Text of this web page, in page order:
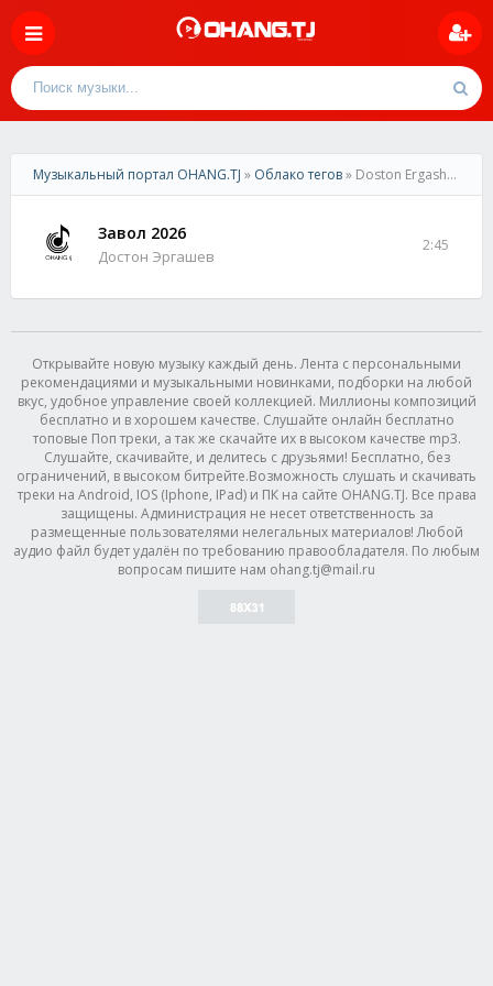
Музыкальный портал OHANG.TJ » Облако тегов» Doston Ergashov
Завол 2026
Достон Эргашев
2:45
Открывайте новую музыку каждый день. Лента с персональными
рекомендациями и музыкальными новинками, подборки на любой
вкус, удобное управление своей коллекцией. Миллионы композиций
бесплатно и в хорошем качестве. Слушайте онлайн бесплатно
топовые Поп треки, а так же скачайте их в высоком качестве mp3.
Слушайте, скачивайте, и делитесь с друзьями! Бесплатно, без
ограничений, в высоком битрейте.Возможность слушать и скачивать
треки на Android, IOS (Iphone, IPad) и ПК на сайте OHANG.TJ. Все права
защищены. Администрация не несет ответственность за
размещенные пользователями нелегальных материалов! Любой
аудио файл будет удалён по требованию правообладателя. По любым
вопросам пишите нам ohang.tj@mail.ru